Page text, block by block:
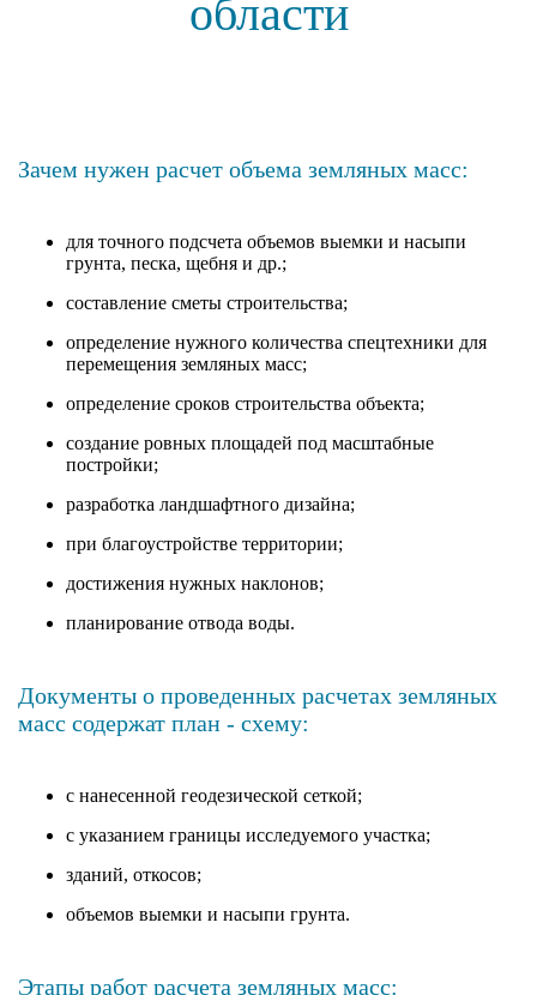
области
Зачем нужен расчет объема земляных масс:
для точного подсчета объемов выемки и насыпи
грунта, песка, щебня и др.;
составление сметы строительства;
определение нужного количества спецтехники для
перемещения земляных масс;
определение сроков строительства объекта;
создание ровных площадей под масштабные
постройки;
разработка ландшафтного дизайна;
при благоустройстве территории;
достижения нужных наклонов;
планирование отвода воды.
Документы о проведенных расчетах земляных
масс содержат план - схему:
с нанесенной геодезической сеткой;
с указанием границы исследуемого участка;
зданий, откосов;
объемов выемки и насыпи грунта.
Этапы работ расчета земляных масс: